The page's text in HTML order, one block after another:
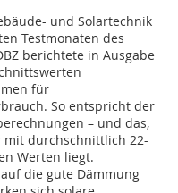
und Solartechnik
Testmonaten des
berichtete in Ausgabe
für
So entspricht der
– und das,
durchschnittlich 22-
Werten liegt.
die gute Dämmung